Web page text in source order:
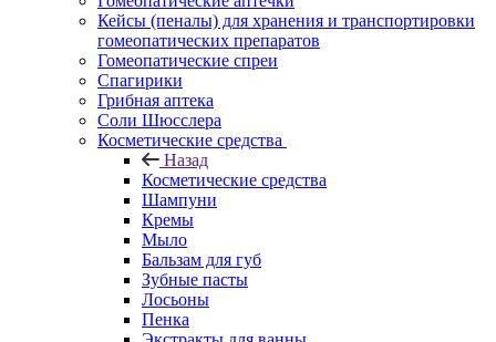
Кейсы (пеналы) для хранения и транспортировки
гомеопатических препаратов
Гомеопатические спреи
Спагирики
Грибная аптека
Соли Шюсслера
Косметические средства
Назад
Косметические средства
Шампуни
Кремы
Мыло
Бальзам для губ
Зубные пасты
Лосьоны
Пенка